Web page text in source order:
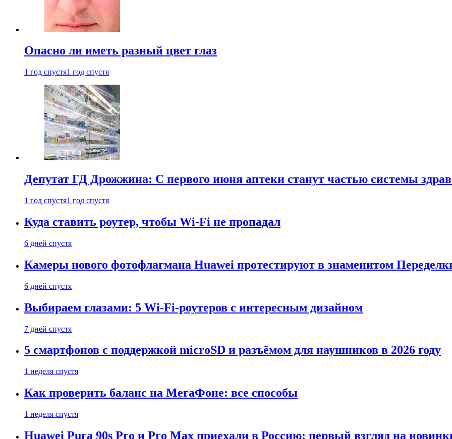
Опасно ли иметь разный цвет глаз
1 год спустя1 год спустя
Депутат ГД Дрожжина: С первого июня аптеки станут частью системы
1 год спустя1 год спустя
Куда ставить роутер, чтобы Wi-Fi не пропадал
6 дней спустя
Камеры нового фотофлагмана Huawei протестируют в знаменитом
6 дней спустя
Выбираем глазами: 5 Wi-Fi-роутеров с интересным дизайном
7 дней спустя
5 смартфонов с поддержкой microSD и разъёмом для наушников в 2026 году
1 неделя спустя
Как проверить баланс на МегаФоне: все способы
1 неделя спустя
Huawei Pura 90s Pro и Pro Max приехали в Россию: первый взгляд на